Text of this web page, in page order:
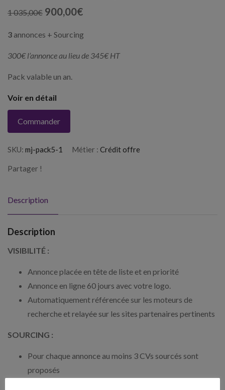
1 035,00€ 900,00€
3 annonces + Sourcing
300€ l’annonce au lieu de 345€ HT
Pack valable un an.
Voir en détail
Commander
SKU: mj-pack5-1 Métier : Crédit offre
Partager !
Description
Description
VISIBILITÉ :
Annonce placée en tête de liste et en priorité
Annonce en ligne 60 jours avec votre logo.
Automatiquement référencée sur les moteurs de
recherche et relayée sur les sites partenaires pertinents
SOURCING :
Pour chaque annonce au moins 3 CVs sourcés sont
proposés